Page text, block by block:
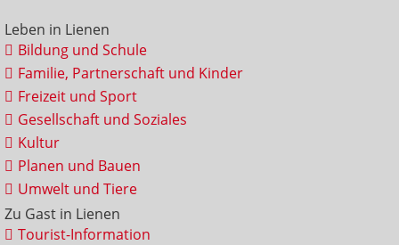
Leben in Lienen
Bildung und Schule
Familie, Partnerschaft und Kinder
Freizeit und Sport
Gesellschaft und Soziales
Kultur
Planen und Bauen
Umwelt und Tiere
Zu Gast in Lienen
Tourist-Information